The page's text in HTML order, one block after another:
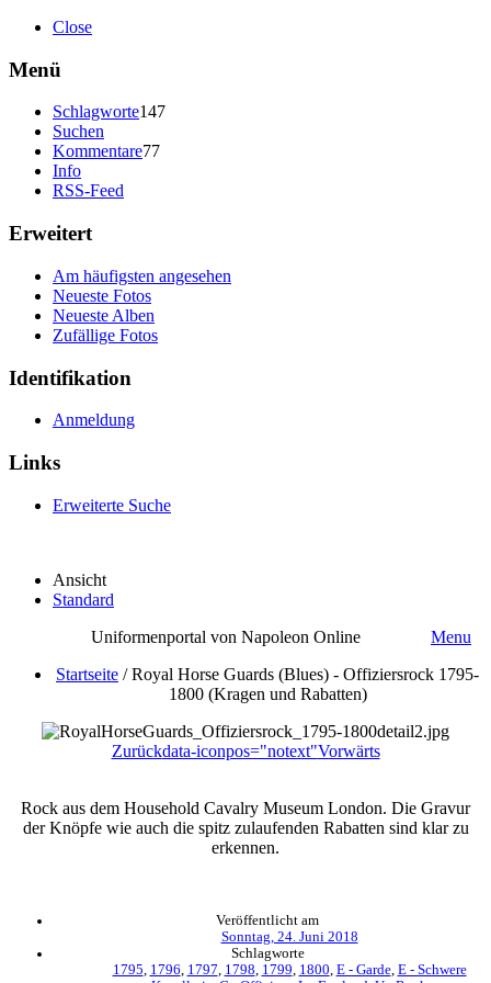
Close
Menü
Schlagworte147
Suchen
Kommentare77
Info
RSS-Feed
Erweitert
Am häufigsten angesehen
Neueste Fotos
Neueste Alben
Zufällige Fotos
Identifikation
Anmeldung
Links
Erweiterte Suche
Ansicht
Standard
Uniformenportal von Napoleon Online
Menu
Startseite /Royal Horse Guards (Blues) - Offiziersrock 1795-
1800 (Kragen und Rabatten)
Zurückdata-iconpos="notext"Vorwärts
Rock aus dem Household Cavalry Museum London. Die Gravur
der Knöpfe wie auch die spitz zulaufenden Rabatten sind klar zu
erkennen.
Veröffentlicht am
Sonntag, 24. Juni 2018
Schlagworte
1795 1796 1797 1798 1799 1800 E - Garde, E - Schwere